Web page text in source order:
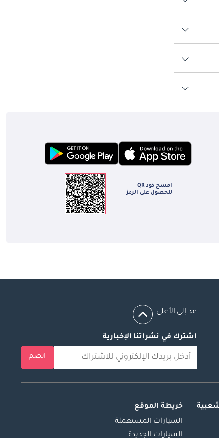
فترات الخدمة المجدولة والالتزام باستخدام قطع الغيار الأصلية في توفير تجربة ملكية خالية من المتاعب. كما تم تصميم تصميم كابريس مع الأخذ في
طوال وجودها في سوق الإمارات العربية المتحدة، واجهت شيفروليه كابريس منافسة من مجموعة من سيارات السيدان كاملة الحجم والسيارات التنفيذية.
امسح كود QR
للحصول على الرمز
عد إلى الأعلى
اشترك في نشراتنا الإخبارية
انضم
خريطة الموقع
السيارات المستعملة
السيارات الجديدة